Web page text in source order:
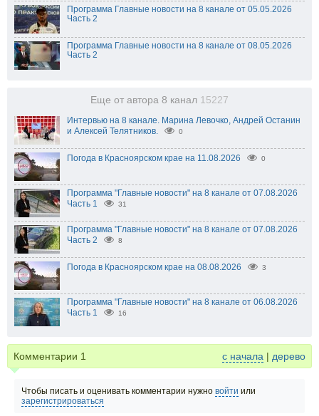
Программа Главные новости на 8 канале от 05.05.2026
Часть 2
Программа Главные новости на 8 канале от 08.05.2026
Часть 2
Еще от автора 8 канал 15227
Интервью на 8 канале. Марина Левочко, Андрей Останин
и Алексей Телятников.
0
Погода в Красноярском крае на 11.08.2026 0
Программа "Главные новости" на 8 канале от 07.08.2026
Часть 1
31
Программа "Главные новости" на 8 канале от 07.08.2026
Часть 2
8
Погода в Красноярском крае на 08.08.2026 3
Программа "Главные новости" на 8 канале от 06.08.2026
Часть 1
16
Комментарии 1 с начала | дерево
Чтобы писать и оценивать комментарии нужно войти или
зарегистрироваться